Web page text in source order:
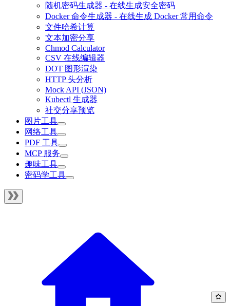
随机密码生成器 - 在线生成安全密码
Docker 命令生成器 - 在线生成 Docker 常用命令
文件哈希计算
文本加密分享
Chmod Calculator
CSV 在线编辑器
DOT 图形渲染
HTTP 头分析
Mock API (JSON)
Kubectl 生成器
社交分享预览
图片工具
网络工具
PDF 工具
MCP 服务
趣味工具
密码学工具